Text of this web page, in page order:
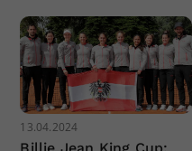
13.04.2024